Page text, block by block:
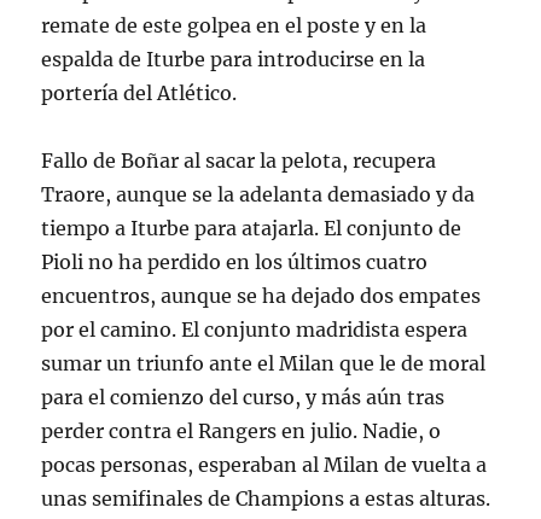
remate de este golpea en el poste y en la
espalda de Iturbe para introducirse en la
portería del Atlético.
Fallo de Boñar al sacar la pelota, recupera
Traore, aunque se la adelanta demasiado y da
tiempo a Iturbe para atajarla. El conjunto de
Pioli no ha perdido en los últimos cuatro
encuentros, aunque se ha dejado dos empates
por el camino. El conjunto madridista espera
sumar un triunfo ante el Milan que le de moral
para el comienzo del curso, y más aún tras
perder contra el Rangers en julio. Nadie, o
pocas personas, esperaban al Milan de vuelta a
unas semifinales de Champions a estas alturas.